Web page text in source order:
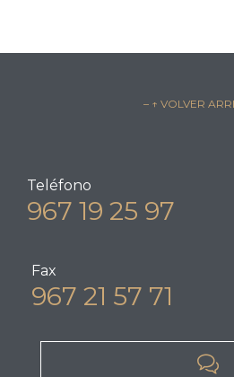
– ↑ VOLVER
Teléfono
967 19 25 97
Fax
967 21 57 71
